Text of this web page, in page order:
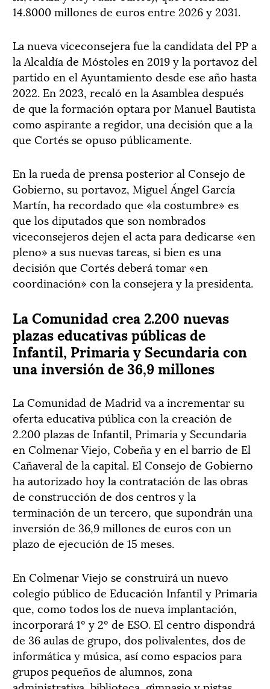
14.8000 millones de euros entre 2026 y 2031.
La nueva viceconsejera fue la candidata del PP a
la Alcaldía de Móstoles en 2019 y la portavoz del
partido en el Ayuntamiento desde ese año hasta
2022. En 2023, recaló en la Asamblea después
de que la formación optara por Manuel Bautista
como aspirante a regidor, una decisión que a la
que Cortés se opuso públicamente.
En la rueda de prensa posterior al Consejo de
Gobierno, su portavoz, Miguel Ángel García
Martín, ha recordado que «la costumbre» es
que los diputados que son nombrados
viceconsejeros dejen el acta para dedicarse «en
pleno» a sus nuevas tareas, si bien es una
decisión que Cortés deberá tomar «en
coordinación» con la consejera y la presidenta.
La Comunidad crea 2.200 nuevas
plazas educativas públicas de
Infantil, Primaria y Secundaria con
una inversión de 36,9 millones
La Comunidad de Madrid va a incrementar su
oferta educativa pública con la creación de
2.200 plazas de Infantil, Primaria y Secundaria
en Colmenar Viejo, Cobeña y en el barrio de El
Cañaveral de la capital. El Consejo de Gobierno
ha autorizado hoy la contratación de las obras
de construcción de dos centros y la
terminación de un tercero, que supondrán una
inversión de 36,9 millones de euros con un
plazo de ejecución de 15 meses.
En Colmenar Viejo se construirá un nuevo
colegio público de Educación Infantil y Primaria
que, como todos los de nueva implantación,
incorporará 1º y 2º de ESO. El centro dispondrá
de 36 aulas de grupo, dos polivalentes, dos de
informática y música, así como espacios para
grupos pequeños de alumnos, zona